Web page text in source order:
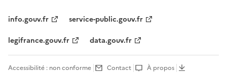
info.gouv.fr
service-public.gouv.fr
legifrance.gouv.fr
data.gouv.fr
Accessibilité : non conforme Contact À propos